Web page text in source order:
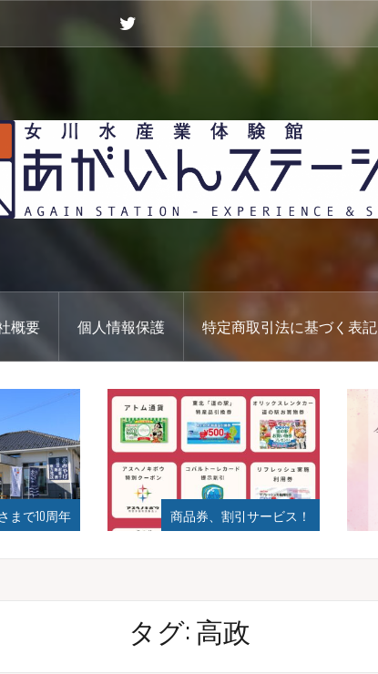
概要 個人情報保護 特定商取引法に基づく表記
10周年 商品券、割引サービス！
タグ:高政